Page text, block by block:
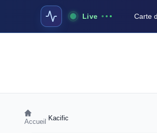
Live Carte
Accueil Kacific